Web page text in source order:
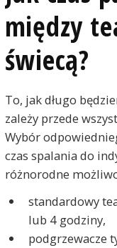
między
świecą?
To, jak długo
zależy przede
Wybór
czas spalania do
różnorodne
standardowy
lub 4 godziny,
podgrzewacze